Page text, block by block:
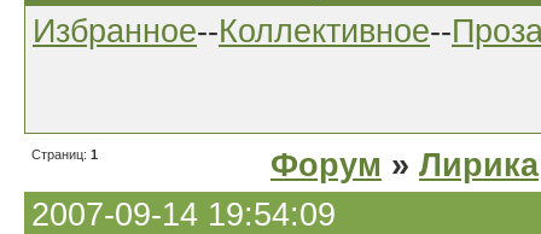
Избранное--Коллективное--
Страниц: 1 Форум » Лирика
2007-09-14 19:54:09